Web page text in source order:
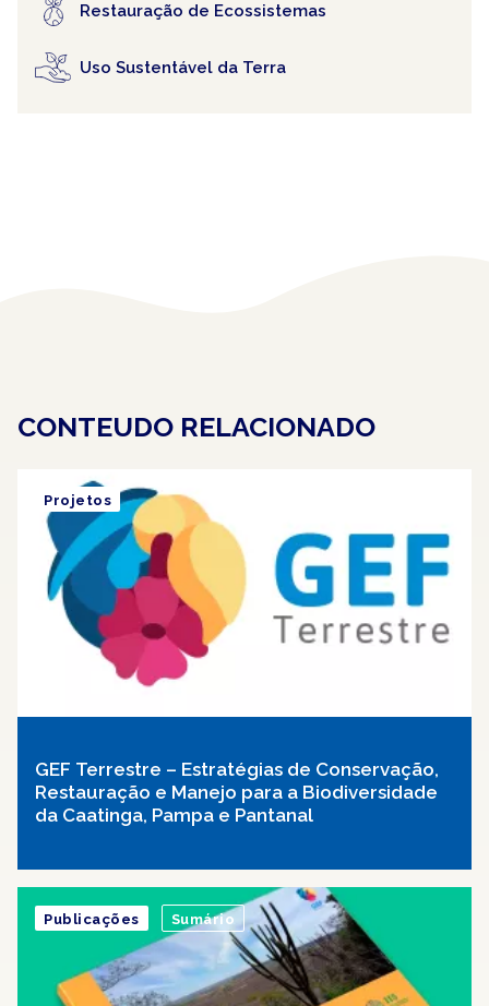
Restauração de Ecossistemas
Uso Sustentável da Terra
CONTEUDO RELACIONADO
GEF Terrestre – Estratégias de Conservação,
Restauração e Manejo para a Biodiversidade
da Caatinga, Pampa e Pantanal
Projetos
Publicações Sumário